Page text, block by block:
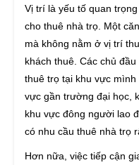
Vị trí là yếu tố quan
cho thuê nhà trọ. Một
mà không nằm ở vị trí
khách thuê. Các chủ
thuê trọ tại khu vực
vực gần trường đại học,
khu vực đông người lao
có nhu cầu thuê nhà trọ
Hơn nữa, việc tiếp cận